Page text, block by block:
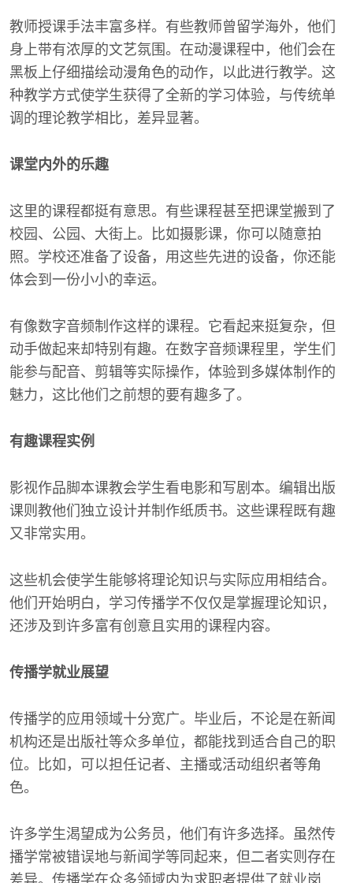
教师授课手法丰富多样。有些教师曾留学海外，他们
身上带有浓厚的文艺氛围。在动漫课程中，他们会在
黑板上仔细描绘动漫角色的动作，以此进行教学。这
种教学方式使学生获得了全新的学习体验，与传统单
调的理论教学相比，差异显著。
课堂内外的乐趣
这里的课程都挺有意思。有些课程甚至把课堂搬到了
校园、公园、大街上。比如摄影课，你可以随意拍
照。学校还准备了设备，用这些先进的设备，你还能
体会到一份小小的幸运。
有像数字音频制作这样的课程。它看起来挺复杂，但
动手做起来却特别有趣。在数字音频课程里，学生们
能参与配音、剪辑等实际操作，体验到多媒体制作的
魅力，这比他们之前想的要有趣多了。
有趣课程实例
影视作品脚本课教会学生看电影和写剧本。编辑出版
课则教他们独立设计并制作纸质书。这些课程既有趣
又非常实用。
这些机会使学生能够将理论知识与实际应用相结合。
他们开始明白，学习传播学不仅仅是掌握理论知识，
还涉及到许多富有创意且实用的课程内容。
传播学就业展望
传播学的应用领域十分宽广。毕业后，不论是在新闻
机构还是出版社等众多单位，都能找到适合自己的职
位。比如，可以担任记者、主播或活动组织者等角
色。
许多学生渴望成为公务员，他们有许多选择。虽然传
播学常被错误地与新闻学等同起来，但二者实则存在
差异。传播学在众多领域内为求职者提供了就业岗